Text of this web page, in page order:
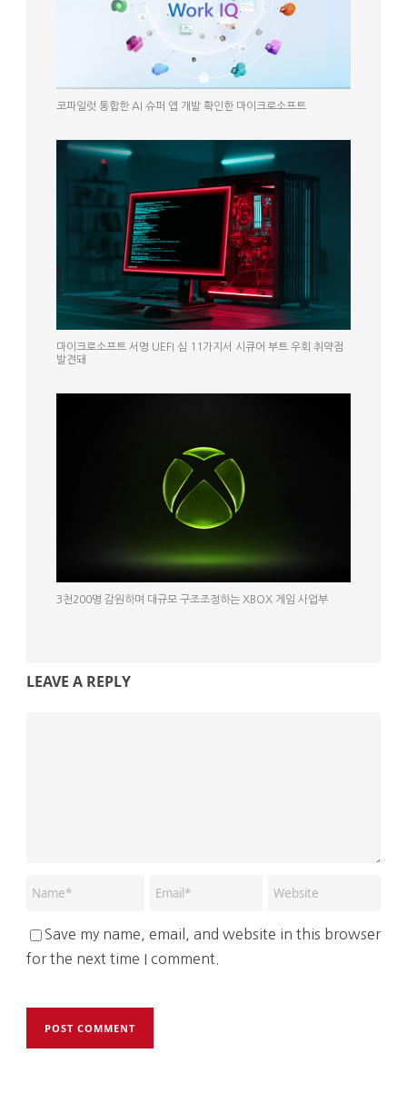
코파일럿 통합한 AI 슈퍼 앱 개발 확인한 마이크로소프트
마이크로소프트 서명 UEFI 심 11가지서 시큐어 부트 우회 취약점
발견돼
3천200명 감원하며 대규모 구조조정하는 XBOX 게임 사업부
LEAVE A REPLY
Save my name, email, and website in this browser
for the next time I comment.